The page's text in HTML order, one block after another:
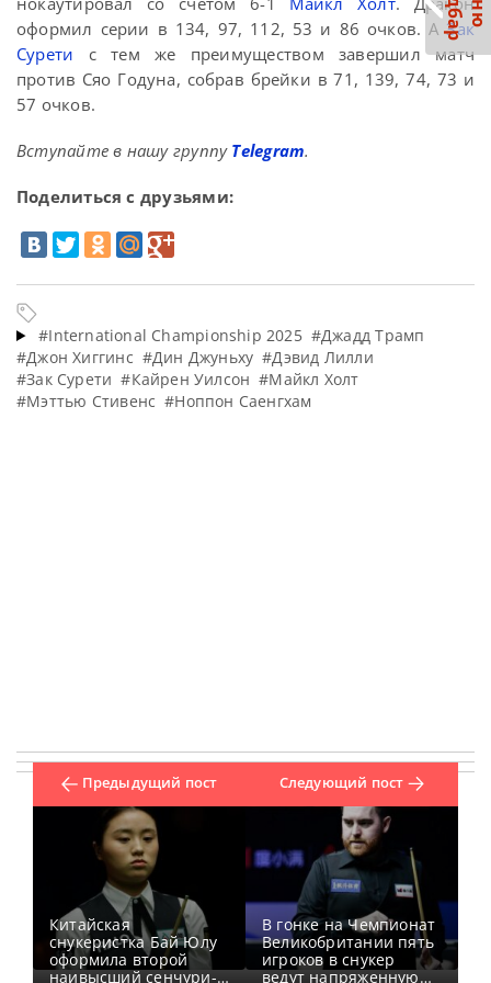
оформил серии в 134, 97, 112, 53 и 86 очков. АЗак
Сурети с тем же преимуществом завершил матч
против Сяо Годуна, собрав брейки в 71, 139, 74, 73 и
57 очков.
Вступайте в нашу группу Telegram.
Поделиться с друзьями:
#International Championship 2025 #Джадд Трамп
#Джон Хиггинс #Дин Джуньху #Дэвид Лилли
#Зак Сурети #Кайрен Уилсон #Майкл Холт
#Мэттью Стивенс #Ноппон Саенгхам
Предыдущий пост
Китайская
снукеристка Бай Юлу
оформила второй
наивысший сенчури-
Следующий пост
В гонке на Чемпионат
Великобритании пять
игроков в снукер
ведут напряженную